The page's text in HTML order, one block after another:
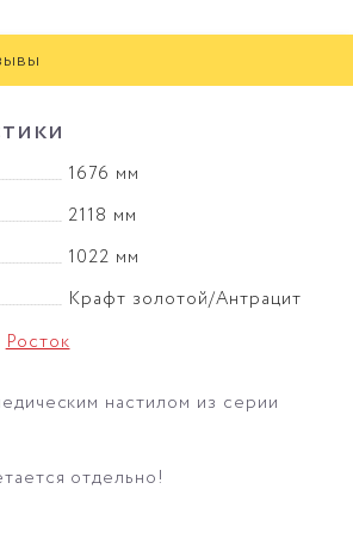
1676 мм
2118 мм
1022 мм
Крафт золотой/Антрацит
Росток
настилом из серии
отдельно!